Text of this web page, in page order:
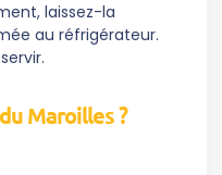
laissez-la
au réfrigérateur.
Maroilles ?